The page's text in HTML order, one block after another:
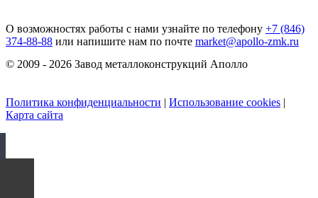
О возможностях работы с нами узнайте по телефону +7 (846)
374-88-88 или напишите нам по почте market@apollo-zmk.ru
© 2009 - 2026 Завод металлоконструкций Аполло
Политика конфиденциальности | Использование cookies |
Карта сайта